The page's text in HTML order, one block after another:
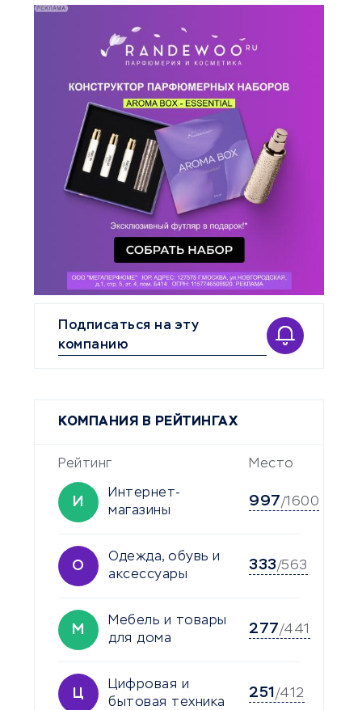
Подписаться на эту
компанию
КОМПАНИЯ В РЕЙТИНГАХ
Рейтинг Место
И
Интернет-
магазины
997/1600
О
Одежда, обувь и
аксессуары
333/563
М
Мебель и товары
для дома
277/441
Ц
Цифровая и
бытовая техника
251 /412